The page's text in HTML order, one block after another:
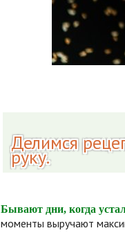
Делимся
руку.
Бывают дни, когда
моменты выручают